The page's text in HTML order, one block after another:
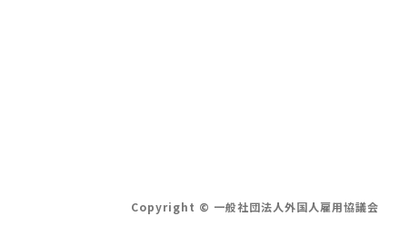
Copyright © 一般社団法人外国人雇用協議会